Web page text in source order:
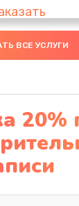
датчиков
руб.
ВСЕ УСЛУГИ
20%